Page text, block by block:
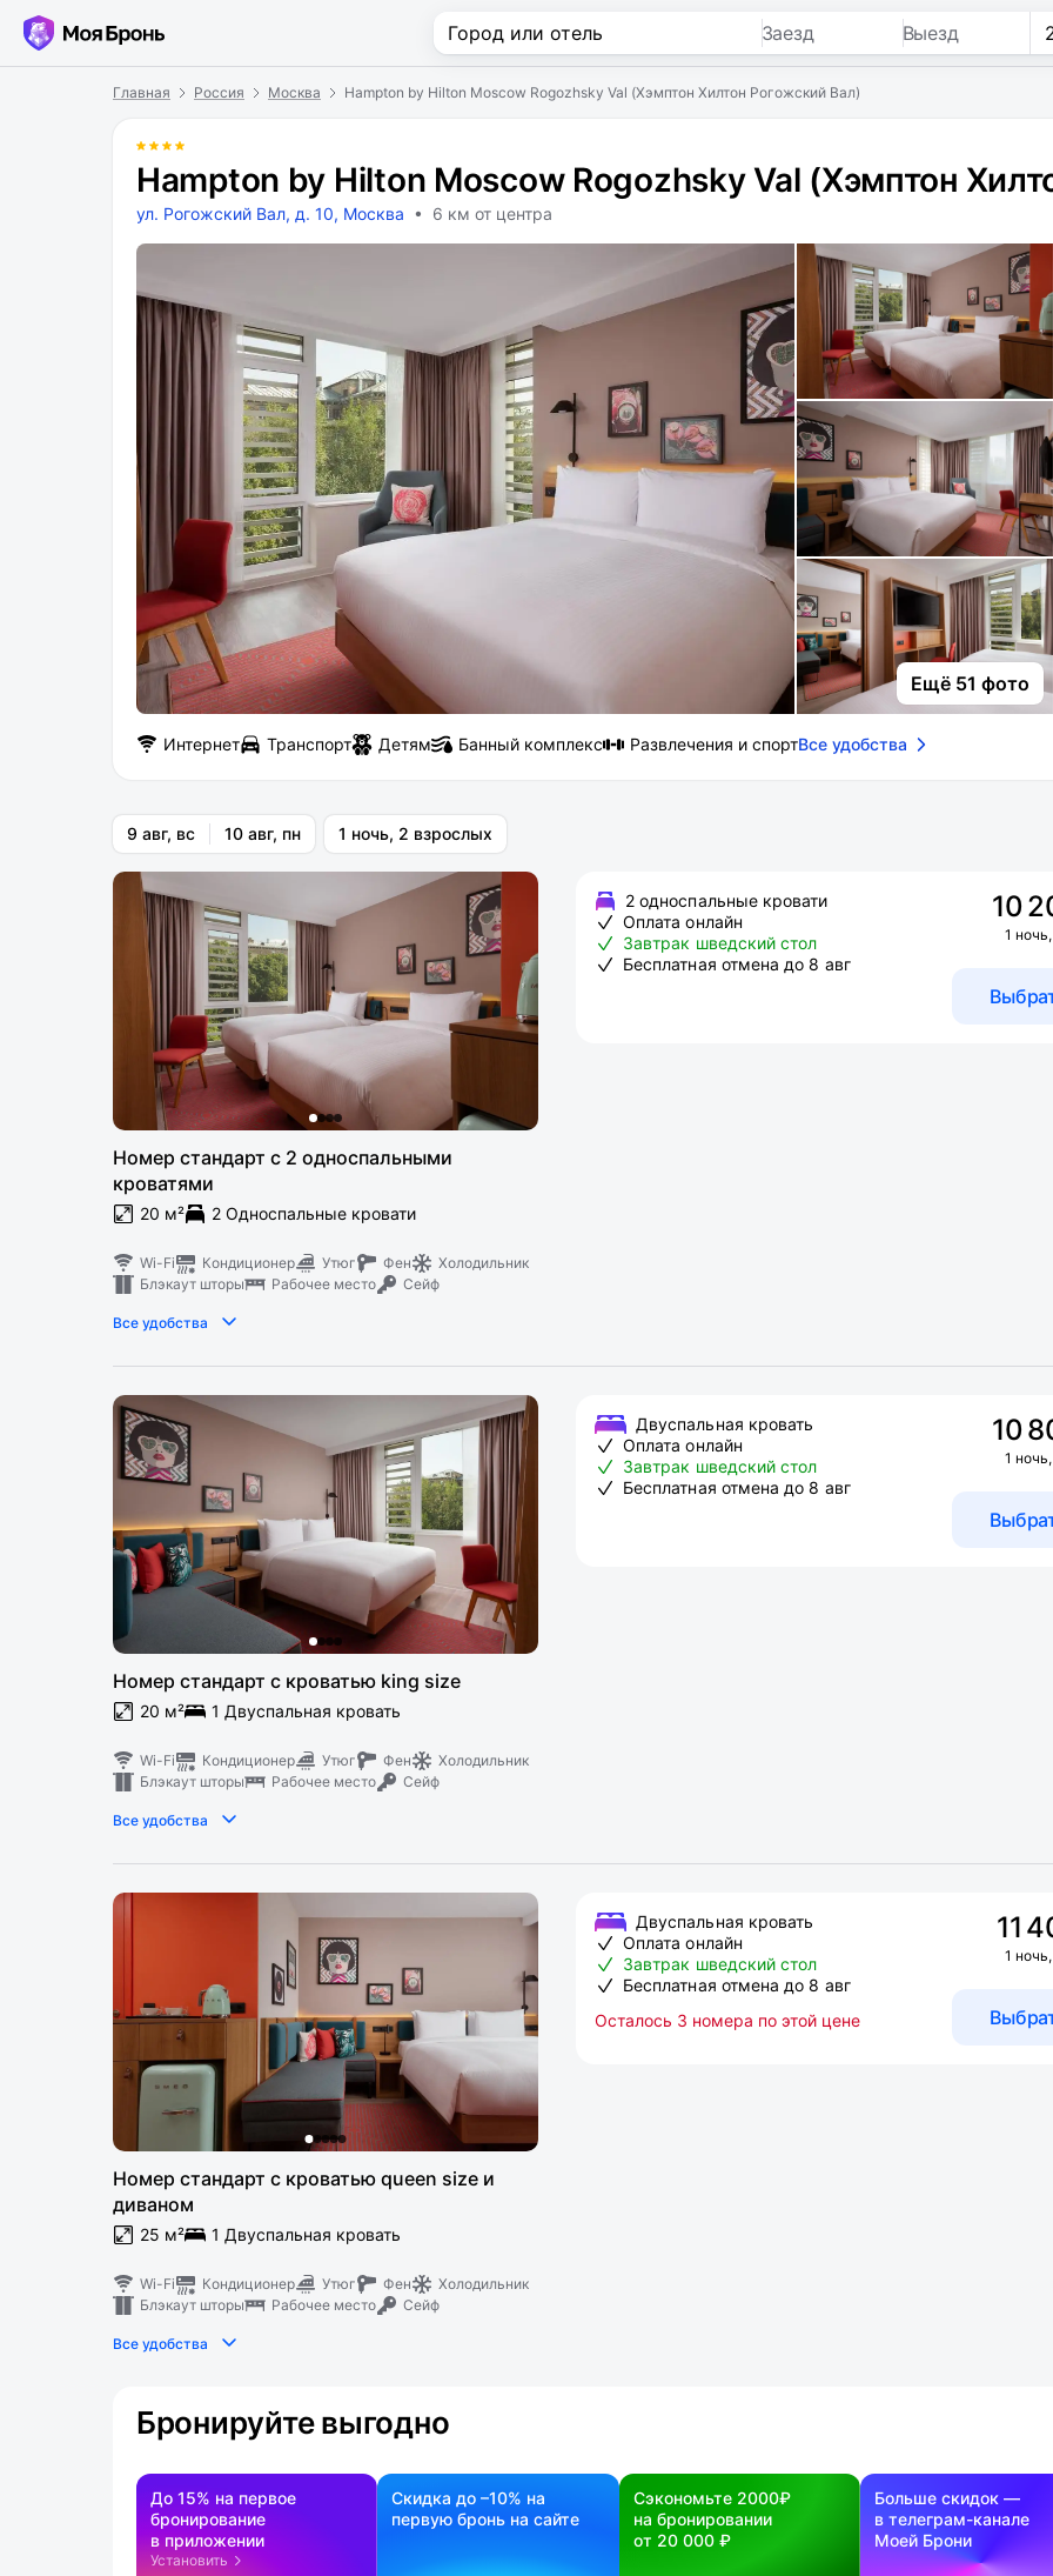
Заезд Выезд
Главная Россия Москва Hampton by Hilton Moscow Rogozhsky Val (Хэмптон Хилтон Рогожский Вал)
Hampton by Hilton Moscow Rogozhsky Val (Хэмптон
ул. Рогожский Вал, д. 10, Москва • 6 км от центра
Ещё 51 фото
Интернет Транспорт Детям Банный комплекс Развлечения и спортВсе удобства
9 авг, вс 10 авг, пн 1 ночь, 2 взрослых
Номер стандарт с 2 односпальными
кроватями
20 м² 2 Односпальные кровати
Wi-Fi Кондиционер Утюг Фен
Холодильник
Блэкаут шторы
Рабочее место Сейф
Все удобства
2 односпальные кровати
Оплата онлайн
Завтрак шведский стол
Бесплатная отмена до 8 авг
10
1
Номер стандарт с кроватью king size
20 м² 1 Двуспальная кровать
Wi-Fi Кондиционер Утюг Фен
Холодильник
Блэкаут шторы
Рабочее место Сейф
Все удобства
Двуспальная кровать
Оплата онлайн
Завтрак шведский стол
Бесплатная отмена до 8 авг
10
1
Номер стандарт с кроватью queen size и
диваном
25 м² 1 Двуспальная кровать
Wi-Fi Кондиционер Утюг Фен
Холодильник
Блэкаут шторы
Рабочее место Сейф
Все удобства
Двуспальная кровать
Оплата онлайн
Завтрак шведский стол
Бесплатная отмена до 8 авг
Осталось 3 номера по этой цене
11
1
Бронируйте выгодно
До 15% на первое
бронирование
в приложении
Установить
Скидка до –10% на
первую бронь на сайте
Сэкономьте 2000₽
на бронировании
от 20 000 ₽
Больше скидок —
в телеграм-канале
Моей Брони